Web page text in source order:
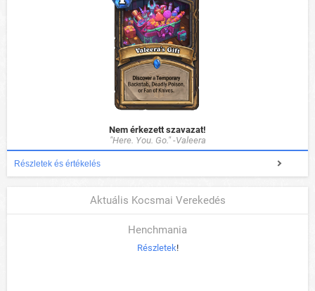
Nem érkezett szavazat!
"Here. You. Go." -Valeera
Részletek és értékelés
Aktuális Kocsmai Verekedés
Henchmania
Részletek!